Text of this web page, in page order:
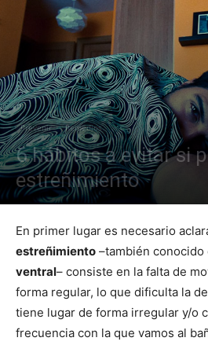
Prevenir Remedios
6 hábitos a evitar si
estreñimiento
En primer lugar es necesario
estreñimiento –también conocido
ventral– consiste en la falta de
forma regular, lo que dificulta la
tiene lugar de forma irregular y/o
frecuencia con la que vamos al